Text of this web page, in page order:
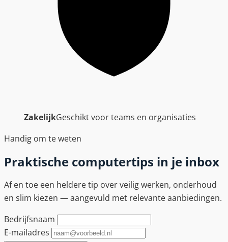
ZakelijkGeschikt voor teams en organisaties
Handig om te weten
Praktische computertips in je inbox
Af en toe een heldere tip over veilig werken, onderhoud
en slim kiezen — aangevuld met relevante aanbiedingen.
Bedrijfsnaam
E-mailadres